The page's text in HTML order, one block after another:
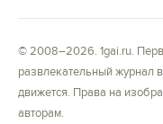
© 2008–2026. 1gai.ru.
развлекательный журнал
движется. Права на
авторам.